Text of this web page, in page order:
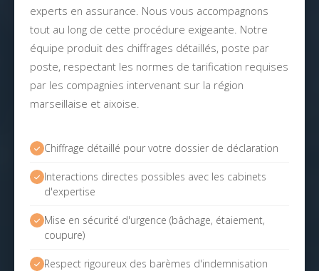
experts en assurance. Nous vous accompagnons
tout au long de cette procédure exigeante. Notre
équipe produit des chiffrages détaillés, poste par
poste, respectant les normes de tarification requises
par les compagnies intervenant sur la région
marseillaise et aixoise.
Chiffrage détaillé pour votre dossier de déclaration
Interactions directes possibles avec les cabinets
d'expertise
Mise en sécurité d'urgence (bâchage, étaiement,
coupure)
Respect rigoureux des barèmes d'indemnisation